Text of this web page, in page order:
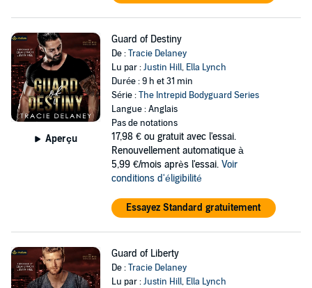
Aperçu
Guard of Destiny
De :Tracie Delaney
Lu par :Justin Hill, Ella Lynch
Durée : 9 h et 31 min
Série :The Intrepid Bodyguard Series
Langue : Anglais
Pas de notations
17,98 € ou gratuit avec l'essai.
Renouvellement automatique à
5,99 €/mois après l'essai. Voir
conditions d'éligibilité
Essayez Standard gratuitement
Guard of Liberty
De :Tracie Delaney
Lu par :Justin Hill, Ella Lynch